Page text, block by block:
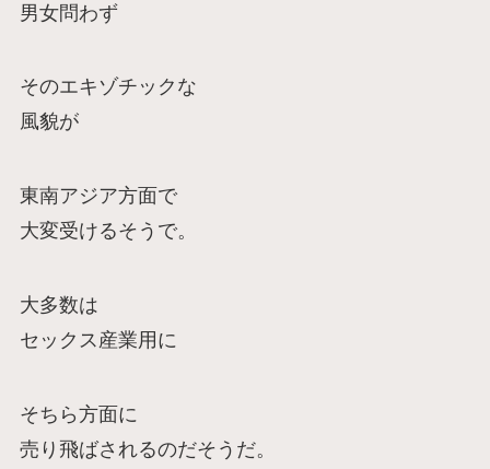
男女問わず
そのエキゾチックな
風貌が
東南アジア方面で
大変受けるそうで。
大多数は
セックス産業用に
そちら方面に
売り飛ばされるのだそうだ。